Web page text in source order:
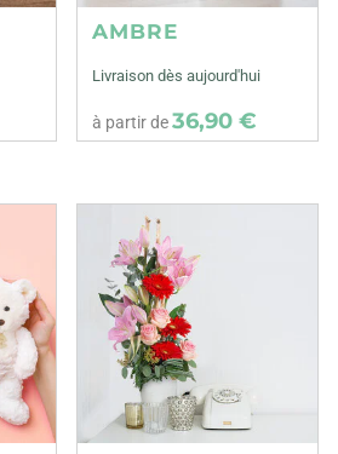
AMBRE
Livraison dès aujourd'hui
à partir de36,90 €